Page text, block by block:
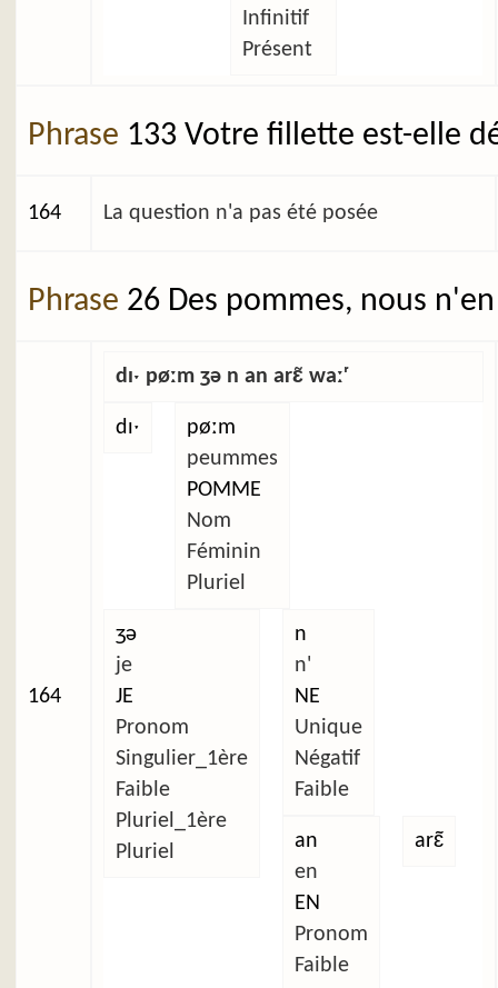
Infinitif
Présent
Phrase 133 Votre fillette est-elle
164 La question n'a pas été posée
Phrase 26 Des pommes, nous
164
dɪˑ pøːm ʒə n an arɛ̃ waːʳ
dɪˑ
pøːm
peummes
POMME
Nom
Féminin
Pluriel
ʒə
je
JE
Pronom
Singulier_1ère
Faible
Pluriel_1ère
Pluriel
n
n'
NE
Unique
Négatif
Faible
an
en
EN
Pronom
Faible
arɛ̃